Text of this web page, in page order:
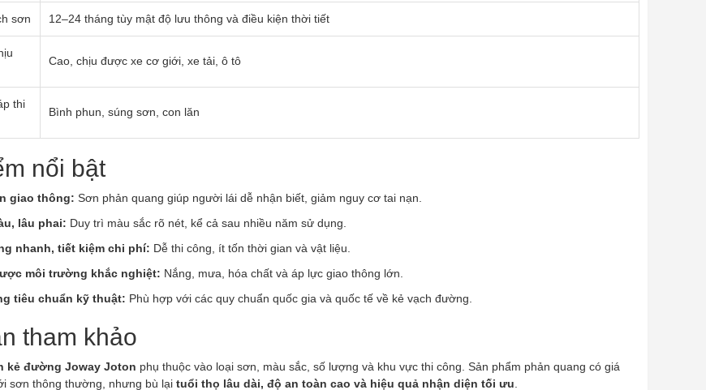
sơn 12–24 tháng tùy mật độ lưu thông và điều kiện thời tiết
Cao, chịu được xe cơ giới, xe tải, ô tô
thi
Bình phun, súng sơn, con lăn
nổi bật
giao thông: Sơn phản quang giúp người lái dễ nhận biết, giảm nguy cơ tai nạn.
lâu phai: Duy trì màu sắc rõ nét, kể cả sau nhiều năm sử dụng.
nhanh, tiết kiệm chi phí: Dễ thi công, ít tốn thời gian và vật liệu.
môi trường khắc nghiệt: Nắng, mưa, hóa chất và áp lực giao thông lớn.
tiêu chuẩn kỹ thuật: Phù hợp với các quy chuẩn quốc gia và quốc tế về kẻ vạch đường.
tham khảo
kẻ đường Joway Joton phụ thuộc vào loại sơn, màu sắc, số lượng và khu vực thi công. Sản phẩm phản quang có giá
sơn thông thường, nhưng bù lại tuổi thọ lâu dài, độ an toàn cao và hiệu quả nhận diện tối ưu